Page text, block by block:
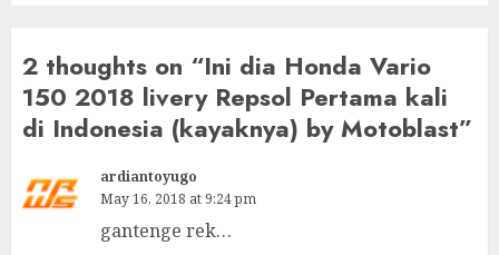
2 thoughts on “Ini dia Honda Vario
150 2018 livery Repsol Pertama kali
di Indonesia (kayaknya) by Motoblast”
ardiantoyugo
May 16, 2018 at 9:24 pm
gantenge rek…